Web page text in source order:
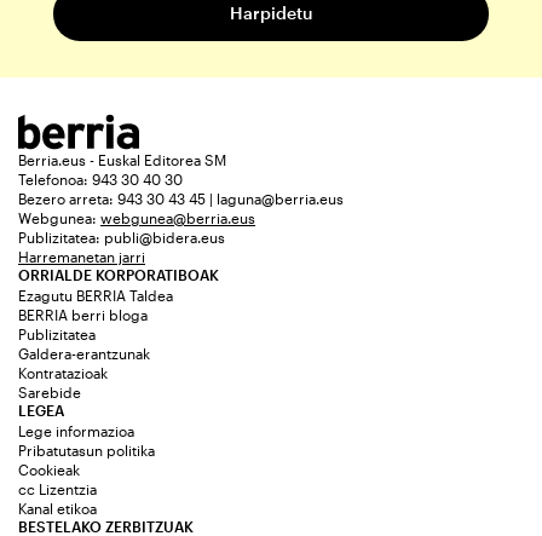
Berria.eus - Euskal Editorea SM
Telefonoa: 943 30 40 30
Bezero arreta: 943 30 43 45 | laguna@berria.eus
Webgunea: webgunea@berria.eus
Publizitatea: publi@bidera.eus
Harremanetan jarri
ORRIALDE KORPORATIBOAK
Ezagutu BERRIA Taldea
BERRIA berri bloga
Publizitatea
Galdera-erantzunak
Kontratazioak
Sarebide
LEGEA
Lege informazioa
Pribatutasun politika
Cookieak
cc Lizentzia
Kanal etikoa
BESTELAKO ZERBITZUAK